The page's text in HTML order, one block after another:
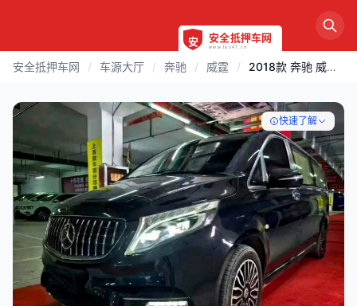
安全抵押车网 / 车源大厅 / 奔驰 / 威霆 / 2018款 奔驰 威霆 | 黄石
快速了解